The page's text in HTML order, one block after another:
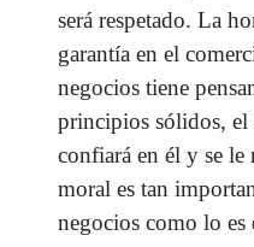
será respetado. La
garantía en el
negocios tiene
principios sólidos, el
confiará en él y se le
moral es tan
negocios como lo es